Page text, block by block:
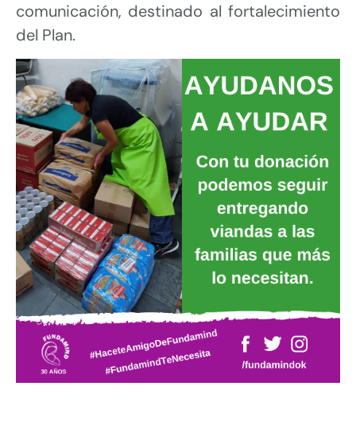
comunicación, destinado al fortalecimiento
del Plan.